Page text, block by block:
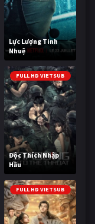
Lực Lượng Tinh
Nhuệ
FULL HD VIETSUB
Độc Thích Nhập
Hầu
FULL HD VIETSUB